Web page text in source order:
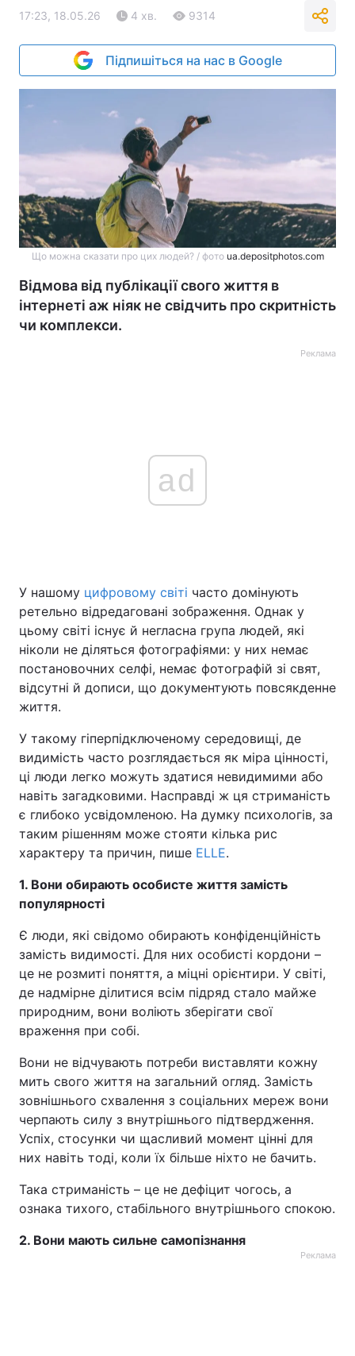
17:23, 18.05.26 4 хв. 9314
Підпишіться на нас в Google
Що можна сказати про цих людей? / фото ua.depositphotos.com
Відмова від публікації свого життя в
інтернеті аж ніяк не свідчить про скритність
чи комплекси.
Реклама
ad
У нашому цифровому світі часто домінують
ретельно відредаговані зображення. Однак у
цьому світі існує й негласна група людей, які
ніколи не діляться фотографіями: у них немає
постановочних селфі, немає фотографій зі свят,
відсутні й дописи, що документують повсякденне
життя.
У такому гіперпідключеному середовищі, де
видимість часто розглядається як міра цінності,
ці люди легко можуть здатися невидимими або
навіть загадковими. Насправді ж ця стриманість
є глибоко усвідомленою. На думку психологів, за
таким рішенням може стояти кілька рис
характеру та причин, пише ELLE.
1. Вони обирають особисте життя замість
популярності
Є люди, які свідомо обирають конфіденційність
замість видимості. Для них особисті кордони –
це не розмиті поняття, а міцні орієнтири. У світі,
де надмірне ділитися всім підряд стало майже
природним, вони воліють зберігати свої
враження при собі.
Вони не відчувають потреби виставляти кожну
мить свого життя на загальний огляд. Замість
зовнішнього схвалення з соціальних мереж вони
черпають силу з внутрішнього підтвердження.
Успіх, стосунки чи щасливий момент цінні для
них навіть тоді, коли їх більше ніхто не бачить.
Така стриманість – це не дефіцит чогось, а
ознака тихого, стабільного внутрішнього спокою.
2. Вони мають сильне самопізнання
Реклама